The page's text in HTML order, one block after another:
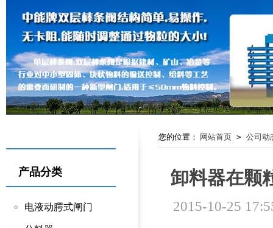
产品分类
电液动腭式闸门
您的位置： 网站首页 > 公司动
卸料器在颗
2015-10-25